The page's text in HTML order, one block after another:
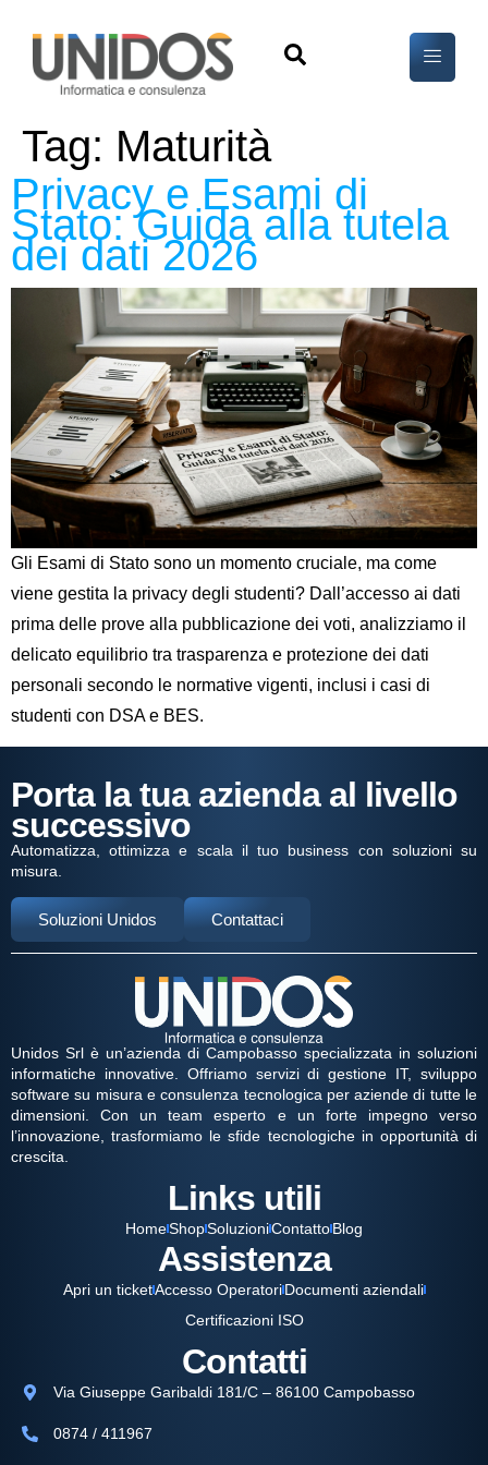
Tag: Maturità
Privacy e Esami di
Stato: Guida alla tutela
dei dati 2026
Gli Esami di Stato sono un momento cruciale, ma come
viene gestita la privacy degli studenti? Dall’accesso ai dati
prima delle prove alla pubblicazione dei voti, analizziamo il
delicato equilibrio tra trasparenza e protezione dei dati
personali secondo le normative vigenti, inclusi i casi di
studenti con DSA e BES.
Porta la tua azienda al livello
successivo
Automatizza, ottimizza e scala il tuo business con soluzioni su
misura.
Soluzioni Unidos Contattaci
Unidos Srl è un’azienda di Campobasso specializzata in soluzioni
informatiche innovative. Offriamo servizi di gestione IT, sviluppo
software su misura e consulenza tecnologica per aziende di tutte le
dimensioni. Con un team esperto e un forte impegno verso
l’innovazione, trasformiamo le sfide tecnologiche in opportunità di
crescita.
Links utili
HomeShopSoluzioniContattoBlog
Assistenza
Apri un ticketAccesso OperatoriDocumenti aziendali
Certificazioni ISO
Contatti
Via Giuseppe Garibaldi 181/C – 86100 Campobasso
0874 / 411967